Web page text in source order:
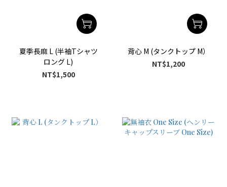
夏季長麻 L (半袖Tシャツ
ロング L)
NT$1,500
背心 M (タンクトップ M）
NT$1,200